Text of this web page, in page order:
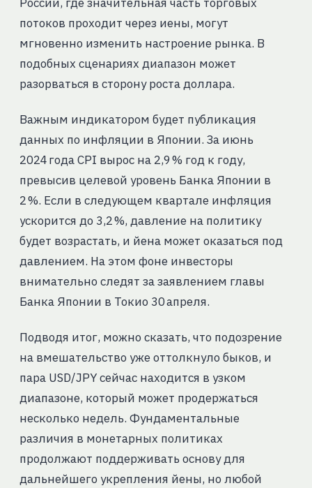
потоков проходит через иены, могут
мгновенно изменить настроение рынка. В
подобных сценариях диапазон может
разорваться в сторону роста доллара.
Важным индикатором будет публикация
данных по инфляции в Японии. За июнь
2024 года CPI вырос на 2,9 % год к году,
превысив целевой уровень Банка Японии в
2 %. Если в следующем квартале инфляция
ускорится до 3,2 %, давление на политику
будет возрастать, и йена может оказаться под
давлением. На этом фоне инвесторы
внимательно следят за заявлением главы
Банка Японии в Токио 30 апреля.
Подводя итог, можно сказать, что подозрение
на вмешательство уже оттолкнуло быков, и
пара USD/JPY сейчас находится в узком
диапазоне, который может продержаться
несколько недель. Фундаментальные
различия в монетарных политиках
продолжают поддерживать основу для
дальнейшего укрепления йены, но любой